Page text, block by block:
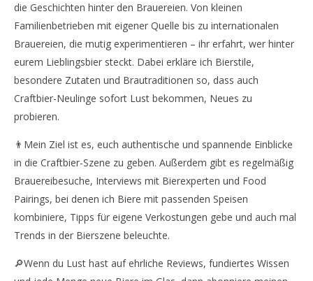
die Geschichten hinter den Brauereien. Von kleinen
Familienbetrieben mit eigener Quelle bis zu internationalen
Brauereien, die mutig experimentieren – ihr erfahrt, wer hinter
eurem Lieblingsbier steckt. Dabei erkläre ich Bierstile,
besondere Zutaten und Brautraditionen so, dass auch
Craftbier-Neulinge sofort Lust bekommen, Neues zu
probieren.
👨Mein Ziel ist es, euch authentische und spannende Einblicke
in die Craftbier-Szene zu geben. Außerdem gibt es regelmäßig
Brauereibesuche, Interviews mit Bierexperten und Food
Pairings, bei denen ich Biere mit passenden Speisen
kombiniere, Tipps für eigene Verkostungen gebe und auch mal
Trends in der Bierszene beleuchte.
🔎Wenn du Lust hast auf ehrliche Reviews, fundiertes Wissen